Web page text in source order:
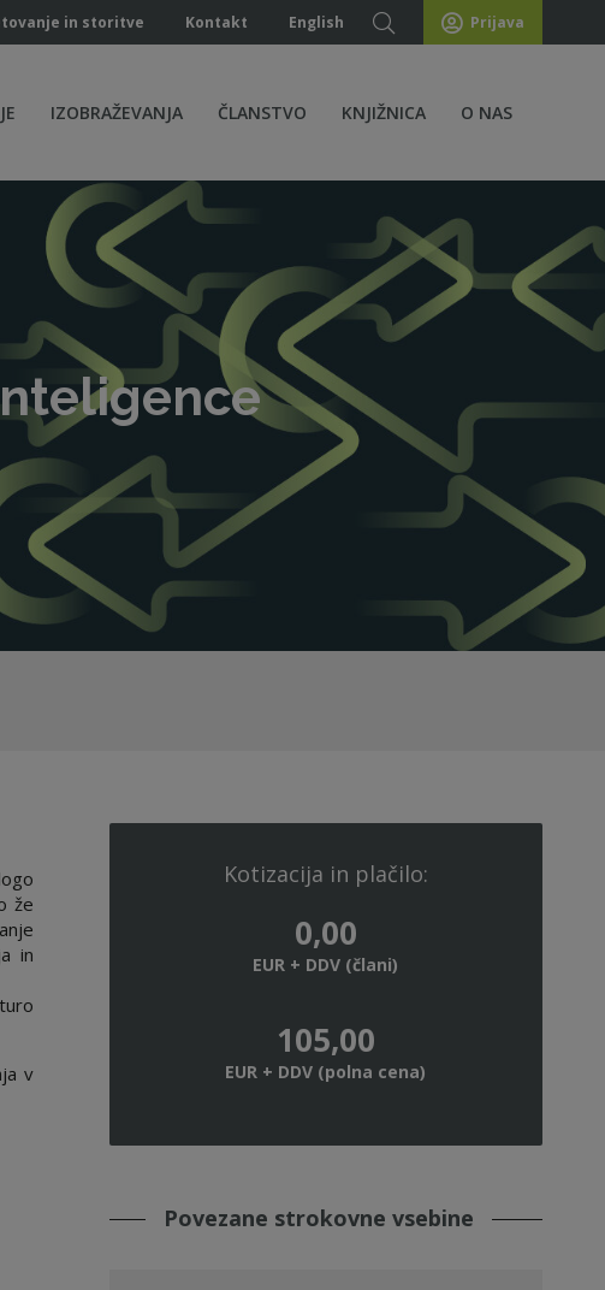
in storitve Kontakt English Prijava
IZOBRAŽEVANJA ČLANSTVO KNJIŽNICA O NAS
že
in
v
Kotizacija in plačilo:
0,00
EUR + DDV (člani)
105,00
EUR + DDV (polna cena)
Povezane strokovne vsebine